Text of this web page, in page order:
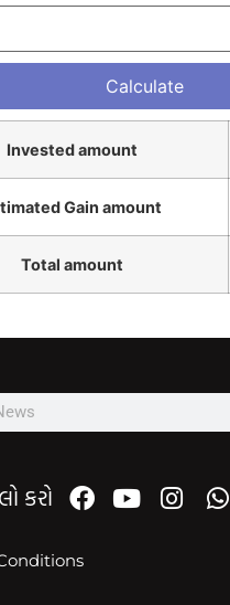
Invested amount
Gain amount
Total amount
કરો